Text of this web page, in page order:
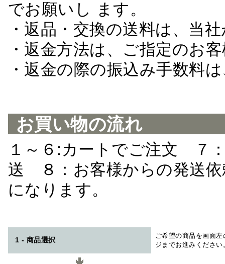
でお願いし ます。
・返品・交換の送料は、当
・返金方法は、ご指定のお
・返金の際の振込み手数料
お買い物の流れ
１～６:カートでご注文 ７
送 ８：お客様からの発送
になります。
1 - 商品選択
ご希望の商品を画面
ジまでお進みください